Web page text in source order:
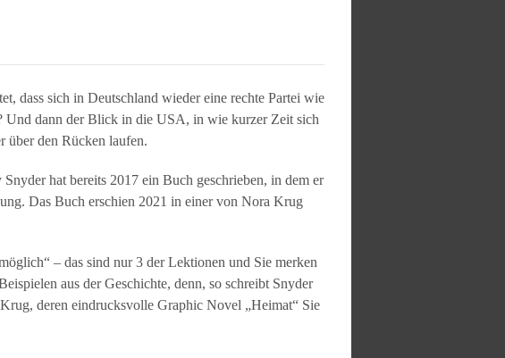
dass sich in Deutschland wieder eine rechte Partei wie
Und dann der Blick in die USA, in wie kurzer Zeit sich
über den Rücken laufen.
hat bereits 2017 ein Buch geschrieben, in dem er
Das Buch erschien 2021 in einer von Nora Krug
– das sind nur 3 der Lektionen und Sie merken
aus der Geschichte, denn, so schreibt Snyder
deren eindrucksvolle Graphic Novel „Heimat“ Sie